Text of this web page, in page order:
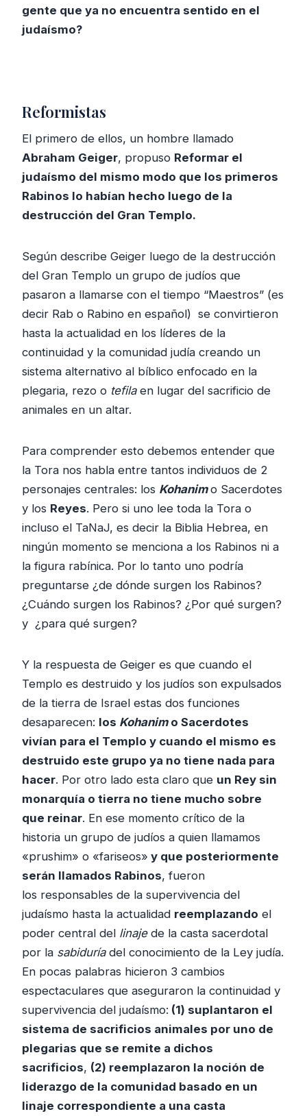
gente que ya no encuentra sentido en el
judaísmo?
Reformistas
El primero de ellos, un hombre llamado
Abraham Geiger, propuso Reformar el
judaísmo del mismo modo que los primeros
Rabinos lo habían hecho luego de la
destrucción del Gran Templo.
Según describe Geiger luego de la destrucción
del Gran Templo un grupo de judíos que
pasaron a llamarse con el tiempo “Maestros” (es
decir Rab o Rabino en español) se convirtieron
hasta la actualidad en los líderes de la
continuidad y la comunidad judía creando un
sistema alternativo al bíblico enfocado en la
plegaria, rezo o tefilaen lugar del sacrificio de
animales en un altar.
Para comprender esto debemos entender que
la Tora nos habla entre tantos individuos de 2
personajes centrales: los Kohanimo Sacerdotes
y los Reyes. Pero si uno lee toda la Tora o
incluso el TaNaJ, es decir la Biblia Hebrea, en
ningún momento se menciona a los Rabinos ni a
la figura rabínica. Por lo tanto uno podría
preguntarse ¿de dónde surgen los Rabinos?
¿Cuándo surgen los Rabinos? ¿Por qué surgen?
y ¿para qué surgen?
Y la respuesta de Geiger es que cuando el
Templo es destruido y los judíos son expulsados
de la tierra de Israel estas dos funciones
desaparecen: los Kohanimo Sacerdotes
vivían para el Templo y cuando el mismo es
destruido este grupo ya no tiene nada para
hacer. Por otro lado esta claro que un Rey sin
monarquía o tierra no tiene mucho sobre
que reinar. En ese momento crítico de la
historia un grupo de judíos a quien llamamos
«prushim» o «fariseos» y que posteriormente
serán llamados Rabinos, fueron
los responsables de la supervivencia del
judaísmo hasta la actualidad reemplazando el
poder central del linaje de la casta sacerdotal
por la sabiduríadel conocimiento de la Ley judía.
En pocas palabras hicieron 3 cambios
espectaculares que aseguraron la continuidad y
supervivencia del judaísmo: (1) suplantaron el
sistema de sacrificios animales por uno de
plegarias que se remite a dichos
sacrificios, (2) reemplazaron la noción de
liderazgo de la comunidad basado en un
linaje correspondiente a una casta